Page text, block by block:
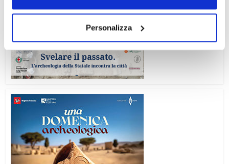
dei soli cookie tecnici. Selezionando “Accetta tutti” presti
il tuo consenso alla profilazione che potrai revocare in
ogni momentoRevoca
Personalizza
Ciclo di conferenze